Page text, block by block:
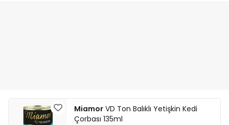
Miamor VD Ton Balıklı Yetişkin Kedi
Çorbası 135ml